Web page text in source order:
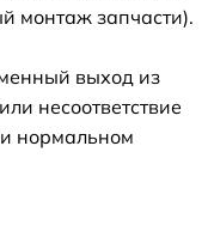
монтаж запчасти).
выход из
несоответствие
нормальном